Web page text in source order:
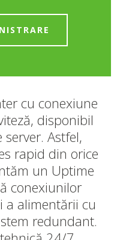
cu conexiune
disponibil
Astfel,
rapid din orice
un Uptime
conexiunilor
a alimentării cu
redundant.